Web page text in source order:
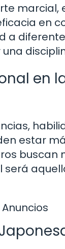
marcial,
en
en
estar
buscan
Anuncios